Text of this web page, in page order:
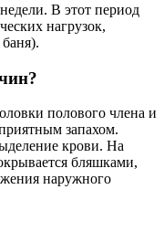
В этот период
нагрузок,
полового члена и
запахом.
крови. На
бляшками,
наружного